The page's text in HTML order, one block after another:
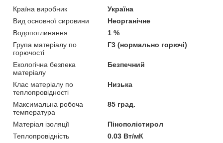
Країна виробник
Україна
Вид основної сировини
Неорганічне
Водопоглинання
1 %
Група матеріалу по
горючості
Г3 (нормально горючі)
Екологічна безпека
матеріалу
Безпечний
Клас матеріалу по
теплопровідності
Низька
Максимальна робоча
температура
85 град.
Матеріал ізоляції
Пінополістирол
Теплопровідність
0.03 Вт/мК